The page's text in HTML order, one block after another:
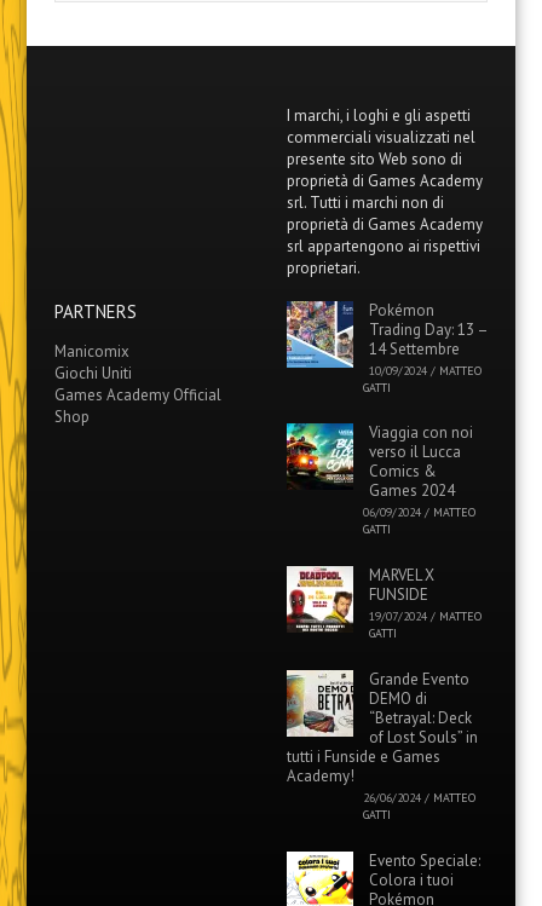
I marchi, i loghi e gli aspetti
commerciali visualizzati nel
presente sito Web sono di
proprietà di Games Academy
srl. Tutti i marchi non di
proprietà di Games Academy
srl appartengono ai rispettivi
proprietari.
PARTNERS
Manicomix
Giochi Uniti
Games Academy Official
Shop
Pokémon
Trading Day: 13 –
14 Settembre
10/09/2024 / MATTEO
GATTI
Viaggia con noi
verso il Lucca
Comics &
Games 2024
06/09/2024 / MATTEO
GATTI
MARVEL X
FUNSIDE
19/07/2024 / MATTEO
GATTI
Grande Evento
DEMO di
“Betrayal: Deck
of Lost Souls” in
tutti i Funside e Games
Academy!
26/06/2024 / MATTEO
GATTI
Evento Speciale:
Colora i tuoi
Pokémon